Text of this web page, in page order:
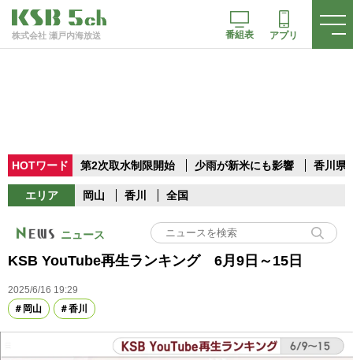
株式会社 瀬戸内海放送 番組表 アプリ
HOTワード 第2次取水制限開始 少雨が新米にも影響 香川県
エリア 岡山 香川 全国
ニュース
KSB YouTube再生ランキング 6月9日～15日
2025/6/16 19:29
岡山
香川